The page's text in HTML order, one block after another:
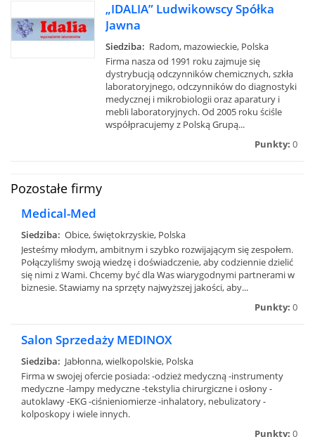
„IDALIA” Ludwikowscy Spółka
Jawna
Siedziba: Radom, mazowieckie, Polska
Firma nasza od 1991 roku zajmuje się
dystrybucją odczynników chemicznych, szkła
laboratoryjnego, odczynników do diagnostyki
medycznej i mikrobiologii oraz aparatury i
mebli laboratoryjnych. Od 2005 roku ściśle
współpracujemy z Polską Grupą...
Punkty: 0
Pozostałe firmy
Medical-Med
Siedziba: Obice, świętokrzyskie, Polska
Jesteśmy młodym, ambitnym i szybko rozwijającym się zespołem.
Połączyliśmy swoją wiedzę i doświadczenie, aby codziennie dzielić
się nimi z Wami. Chcemy być dla Was wiarygodnymi partnerami w
biznesie. Stawiamy na sprzęty najwyższej jakości, aby...
Punkty: 0
Salon Sprzedaży MEDINOX
Siedziba: Jabłonna, wielkopolskie, Polska
Firma w swojej ofercie posiada: -odzież medyczną -instrumenty
medyczne -lampy medyczne -tekstylia chirurgiczne i osłony -
autoklawy -EKG -ciśnieniomierze -inhalatory, nebulizatory -
kolposkopy i wiele innych.
Punkty: 0